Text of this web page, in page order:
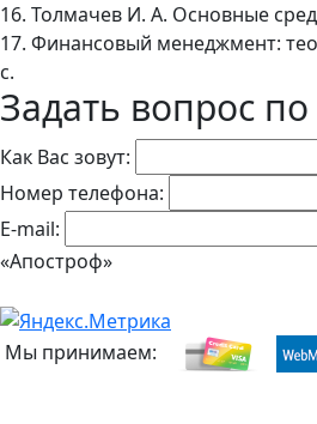
16. Толмачев И. А. Основные
17. Финансовый менеджмент:
с.
Задать вопрос
Как Вас зовут:
Номер телефона:
E-mail:
«Апостроф»
Мы принимаем: